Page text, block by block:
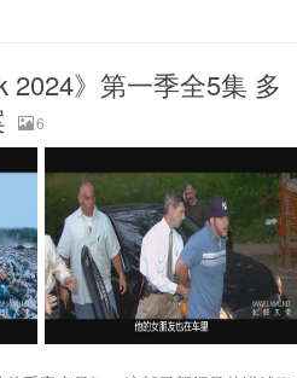
2024》第一季全5集 多
6